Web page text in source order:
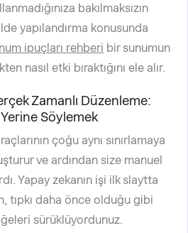
bakılmaksızın
yapılandırma konusunda
ipuçları rehberi bir sunumun
nasıl etki bıraktığını ele alır.
Zamanlı Düzenleme:
Söylemek
çoğu aynı sınırlamaya
ve ardından size manuel
Yapay zekanın işi ilk slaytta
tıpkı daha önce olduğu gibi
sürüklüyordunuz.